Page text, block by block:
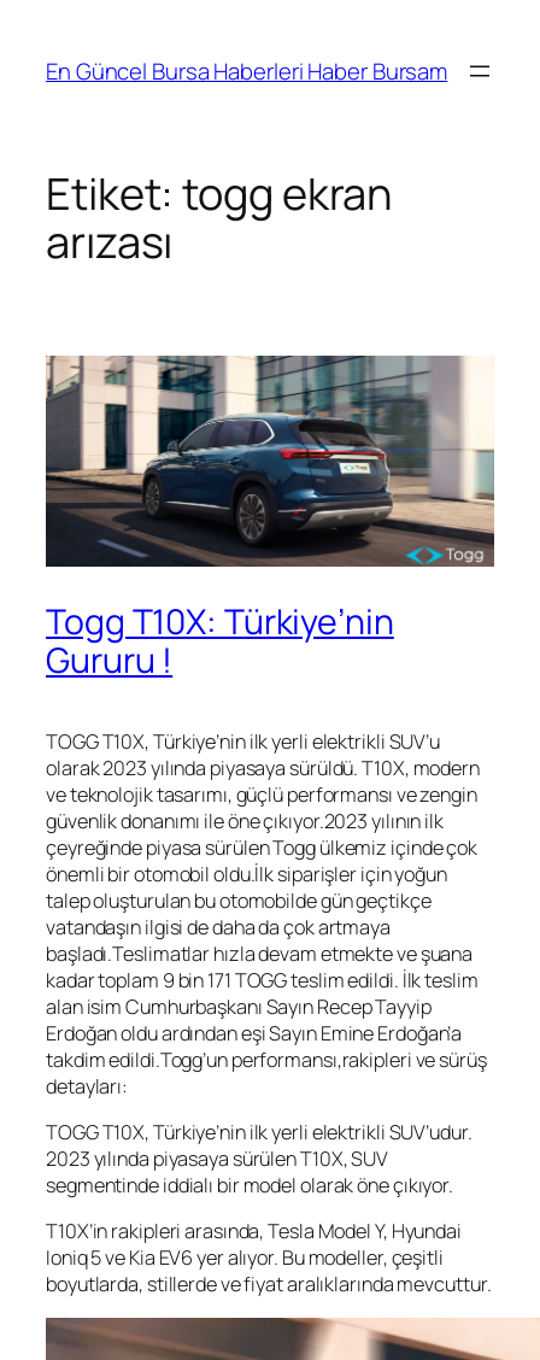
En Güncel Bursa Haberleri Haber Bursam
Etiket:togg ekran
arızası
Togg T10X: Türkiye’nin
Gururu !
TOGG T10X, Türkiye’nin ilk yerli elektrikli SUV’u
olarak 2023 yılında piyasaya sürüldü. T10X, modern
ve teknolojik tasarımı, güçlü performansı ve zengin
güvenlik donanımı ile öne çıkıyor.2023 yılının ilk
çeyreğinde piyasa sürülen Togg ülkemiz içinde çok
önemli bir otomobil oldu.İlk siparişler için yoğun
talep oluşturulan bu otomobilde gün geçtikçe
vatandaşın ilgisi de daha da çok artmaya
başladı.Teslimatlar hızla devam etmekte ve şuana
kadar toplam 9 bin 171 TOGG teslim edildi. İlk teslim
alan isim Cumhurbaşkanı Sayın Recep Tayyip
Erdoğan oldu ardından eşi Sayın Emine Erdoğan’a
takdim edildi.Togg’un performansı,rakipleri ve sürüş
detayları:
TOGG T10X, Türkiye’nin ilk yerli elektrikli SUV’udur.
2023 yılında piyasaya sürülen T10X, SUV
segmentinde iddialı bir model olarak öne çıkıyor.
T10X’in rakipleri arasında, Tesla Model Y, Hyundai
Ioniq 5 ve Kia EV6 yer alıyor. Bu modeller, çeşitli
boyutlarda, stillerde ve fiyat aralıklarında mevcuttur.